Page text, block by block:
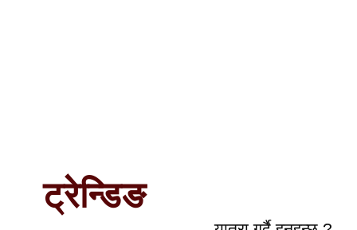
ट्रेन्डिङ